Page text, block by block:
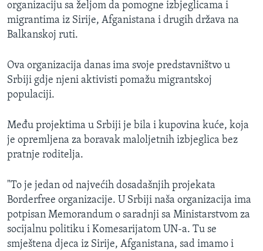
organizaciju sa željom da pomogne izbjeglicama i
migrantima iz Sirije, Afganistana i drugih država na
Balkanskoj ruti.
Ova organizacija danas ima svoje predstavništvo u
Srbiji gdje njeni aktivisti pomažu migrantskoj
populaciji.
Među projektima u Srbiji je bila i kupovina kuće, koja
je opremljena za boravak maloljetnih izbjeglica bez
pratnje roditelja.
"To je jedan od najvećih dosadašnjih projekata
Borderfree organizacije. U Srbiji naša organizacija ima
potpisan Memorandum o saradnji sa Ministarstvom za
socijalnu politiku i Komesarijatom UN-a. Tu se
smještena djeca iz Sirije, Afganistana, sad imamo i